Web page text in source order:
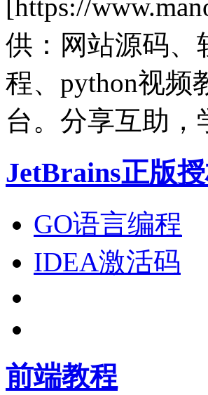
[https://
供：网站源码、
程、python视频
台。分享互助，
JetBrains正版
GO语言编程
IDEA激活码
前端教程